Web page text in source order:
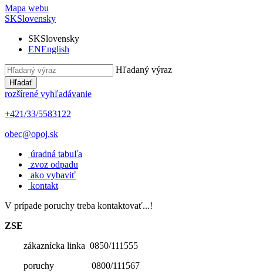
Mapa webu
SKSlovensky
SKSlovensky
ENEnglish
Hľadaný výraz
Hľadať
rozšírené vyhľadávanie
+421/33/5583122
obec@opoj.sk
úradná tabuľa
zvoz odpadu
ako vybaviť
kontakt
V prípade poruchy treba kontaktovať...!
ZSE
zákaznícka linka 0850/111555
poruchy 0800/111567